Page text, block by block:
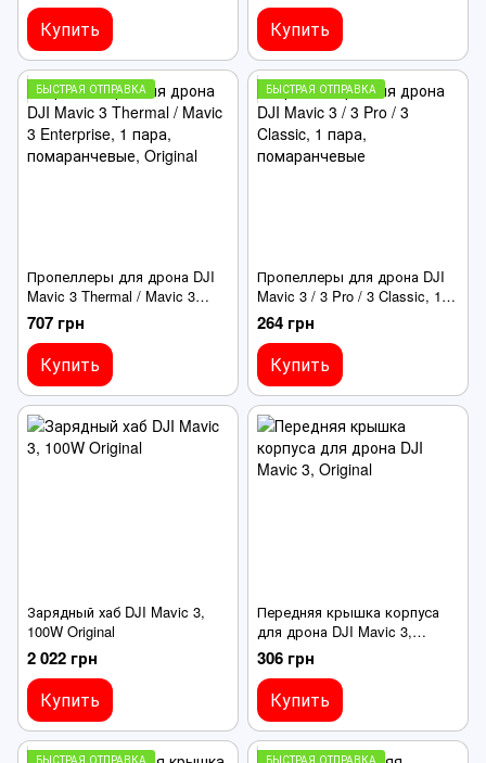
Купить Купить
БЫСТРАЯ ОТПРАВКА
Пропеллеры для дрона DJI
Mavic 3 Thermal / Mavic 3
Enterprise, 1 пара,
помаранчевые, Original
707 грн
Купить
БЫСТРАЯ ОТПРАВКА
Пропеллеры для дрона DJI
Mavic 3 / 3 Pro / 3 Classic, 1
пара, помаранчевые
264 грн
Купить
Зарядный хаб DJI Mavic 3,
100W Original
2 022 грн
Купить
Передняя крышка корпуса
для дрона DJI Mavic 3,
Original
306 грн
Купить
БЫСТРАЯ ОТПРАВКА БЫСТРАЯ ОТПРАВКА